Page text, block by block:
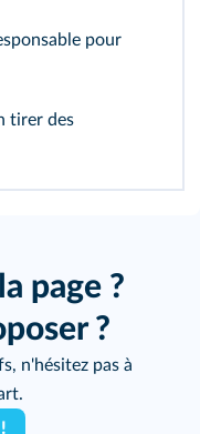
pour
tirer des
page ?
?
n'hésitez pas à